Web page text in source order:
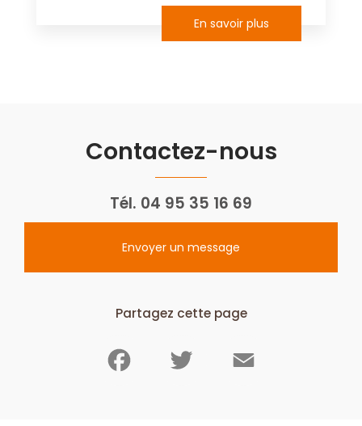
En savoir plus
Contactez-nous
Tél. 04 95 35 16 69
Envoyer un message
Partagez cette page